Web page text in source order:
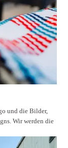
und die Bilder,
Wir werden die